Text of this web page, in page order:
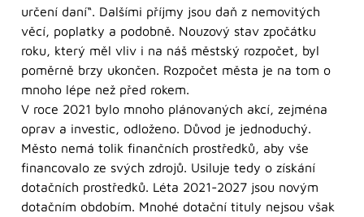
určení daní“. Dalšími příjmy jsou daň z nemovitých
věcí, poplatky a podobně. Nouzový stav zpočátku
roku, který měl vliv i na náš městský rozpočet, byl
poměrně brzy ukončen. Rozpočet města je na tom o
mnoho lépe než před rokem.
V roce 2021 bylo mnoho plánovaných akcí, zejména
oprav a investic, odloženo. Důvod je jednoduchý.
Město nemá tolik finančních prostředků, aby vše
financovalo ze svých zdrojů. Usiluje tedy o získání
dotačních prostředků. Léta 2021-2027 jsou novým
dotačním obdobím. Mnohé dotační tituly nejsou však